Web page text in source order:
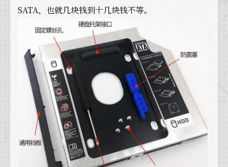
SATA，也就几块钱到十几块钱不等。